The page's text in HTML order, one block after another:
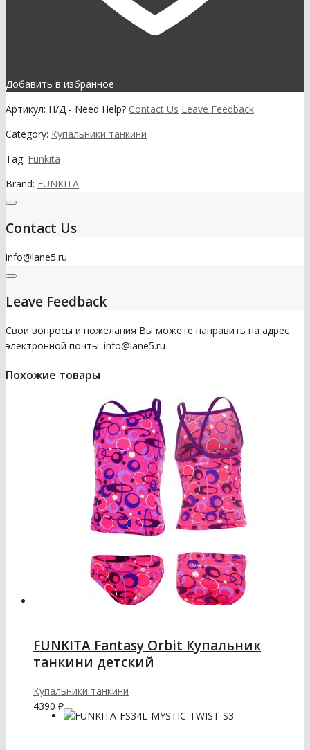
Добавить в избранное
Артикул: Н/Д - Need Help? Contact Us Leave Feedback
Category: Купальники танкини
Tag: Funkita
Brand: FUNKITA
Contact Us
info@lane5.ru
Leave Feedback
Свои вопросы и пожелания Вы можете направить на адрес
электронной почты: info@lane5.ru
Похожие товары
FUNKITA Fantasy Orbit Купальник
танкини детский
Купальники танкини
4390 ₽